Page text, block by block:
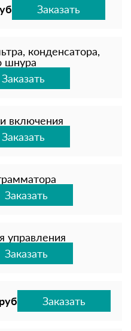
Заказать
конденсатора,
шнура
Заказать
включения
Заказать
Заказать
управления
Заказать
Заказать